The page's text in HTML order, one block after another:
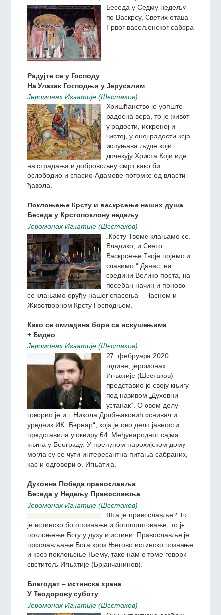
Победници јереси и лажних учења
Беседа у Седму недељу по Васкрсу, Светих
отаца Првог васељенског сабора
Jeромонах Игнатиjе (Шестаков)
Радујте се у Господу
На Улазак Господњи у Јерусалим
Jeромонах Игнатиjе (Шестаков)
Хришћанство је уопште
радосна вера, то је живот
у радости, искреној и
чистој, у оној радости која
на страдања и добровољну смрт како би
ослободио и спасио Адамове потомке од власти
ђавола.
Поклоњење Крсту и васкрсење наших душа
Беседа у Крстопоклону недељу
Jeромонах Игнатиjе (Шестаков)
„Крсту Твоме клањамо се,
Владико, и Свето
Васкрсење Твоје појемо и
славимо.“ Данас, на
посебан начин и поново
се клањамо оруђу нашег спасења – Часном и
Животворном Крсту Господњем.
Како се омладина бори са искушењима
+ Видео
Jeромонах Игнатиjе (Шестаков)
27. фебруара 2020.
године, јеромонах
Игњатије (Шестаков)
представио је своју књигу
под називом „Духовни
устанак“. О овом делу
говорио је и г. Никола Дробњаковић оснивач и
уредник ИК „Бернар“, која је ово дело јавности
књига у Београду. У препуном парохијском дому
могла су се чути интересантна питања сабраних,
као и одговори о. Игњатија.
Духовна Победа православља
Беседа у Недељу Православља
Jeромонах Игнатиjе (Шестаков)
Шта је православље? То
је истинско богопознање и
поклоњење Богу у духу и
прослављање Бога кроз
Његово истинско познање и кроз поклоњење